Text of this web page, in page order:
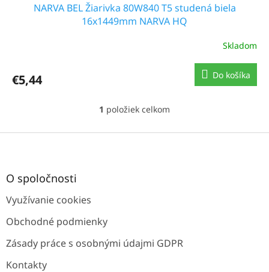
NARVA BEL Žiarivka 80W840 T5 studená biela
16x1449mm NARVA HQ
Skladom
€5,44 Do košíka
O
l
v
k
1 položiek celkom
Z
O spoločnosti
Využívanie cookies
Obchodné podmienky
Zásady práce s osobnými údajmi GDPR
Kontakty